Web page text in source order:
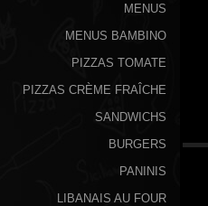
MENUS
MENUS BAMBINO
PIZZAS TOMATE
PIZZAS CRÈME FRAÎCHE
SANDWICHS
BURGERS
PANINIS
LIBANAIS AU FOUR